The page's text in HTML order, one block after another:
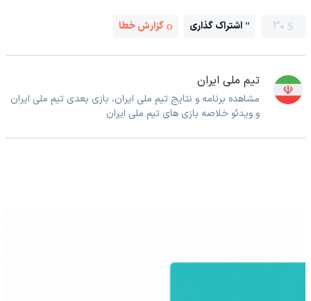
30 اشتراک گذاری گزارش خطا
تیم ملی ایران
مشاهده برنامه و نتایج تیم ملی ایران، بازی بعدی تیم ملی ایران
و ویدئو خلاصه بازی های تیم ملی ایران